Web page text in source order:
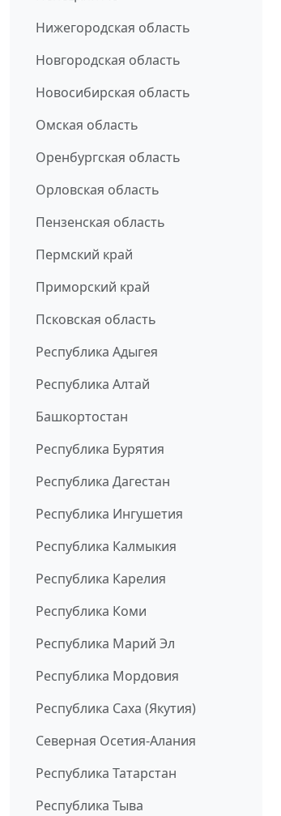
Нижегородская область
Новгородская область
Новосибирская область
Омская область
Оренбургская область
Орловская область
Пензенская область
Пермский край
Приморский край
Псковская область
Республика Адыгея
Республика Алтай
Башкортостан
Республика Бурятия
Республика Дагестан
Республика Ингушетия
Республика Калмыкия
Республика Карелия
Республика Коми
Республика Марий Эл
Республика Мордовия
Республика Саха (Якутия)
Северная Осетия-Алания
Республика Татарстан
Республика Тыва